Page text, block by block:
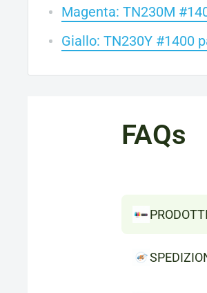
Magenta: TN230M
Giallo: TN230Y #1400
FAQs